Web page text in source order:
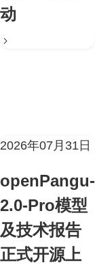
动
2026年07月31日
openPangu-
2.0-Pro模型
及技术报告
正式开源上